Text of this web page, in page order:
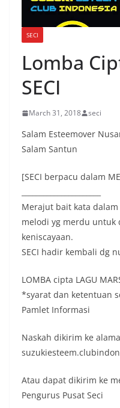
SECI
Lomba
SECI
March 31, 2018 seci
Salam Esteemover
Salam Santun
[SECI berpacu dalam
Merajut bait kata
melodi yg merdu untuk
keniscayaan.
SECI hadir kembali dg
LOMBA cipta LAGU
*syarat dan ketentuan
Pamlet Informasi
Naskah dikirim ke
Atau dapat dikirim ke
Pengurus Pusat Seci